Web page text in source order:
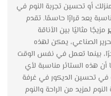
أو تحسين تجربة النوم في
يعد قرارًا حاسمًا. تقدم
مزيجًا مثاليًا بين الأناقة
الصناعي، يمكن لهذه
بينما تعمل في نفس الوقت
هذه الستائر مناسبة لأي
في تحسين الديكور في غرفة
لمزيد من الراحة والنوم